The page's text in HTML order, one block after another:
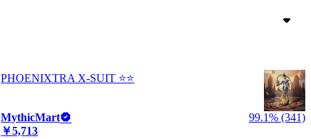
PHOENIXTRA X-SUIT ⭐⭐
MythicMart
99.1% (341)
￥5,713